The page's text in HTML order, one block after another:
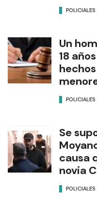
POLICIALES
Un
18
POLICIALES
Se
causa
novia
POLICIALES